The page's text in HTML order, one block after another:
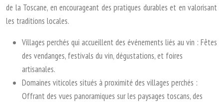
de la Toscane, en encourageant des pratiques durables et en valorisant
les traditions locales.
Villages perchés qui accueillent des événements liés au vin : Fêtes
des vendanges, festivals du vin, dégustations, et foires
artisanales.
Domaines viticoles situés à proximité des villages perchés :
Offrant des vues panoramiques sur les paysages toscans, des